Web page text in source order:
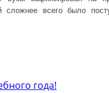
сложнее всего было
года!